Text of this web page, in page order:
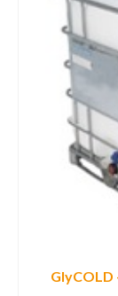
GlyCOLD